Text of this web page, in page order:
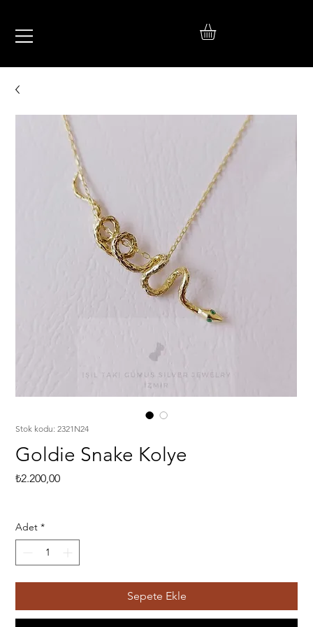
TAKI
Stok kodu: 2321N24
Goldie Snake Kolye
₺2.200,00Fiyat
Adet *
Sepete Ekle